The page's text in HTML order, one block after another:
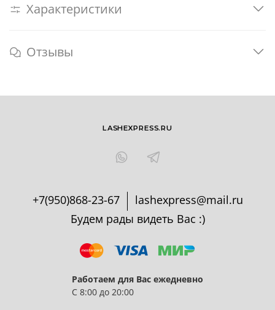
Характеристики
Отзывы
+7(950)868-23-67
lashexpress@mail.ru
Будем рады видеть Вас :)
LASHEXPRESS.RU
Работаем для Вас ежедневно
С 8:00 до 20:00